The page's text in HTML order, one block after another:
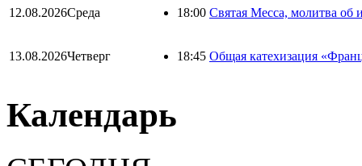
12.08.2026Среда 18:00 Святая Месса, молитва об
13.08.2026Четверг 18:45 Общая катехизация
Календарь